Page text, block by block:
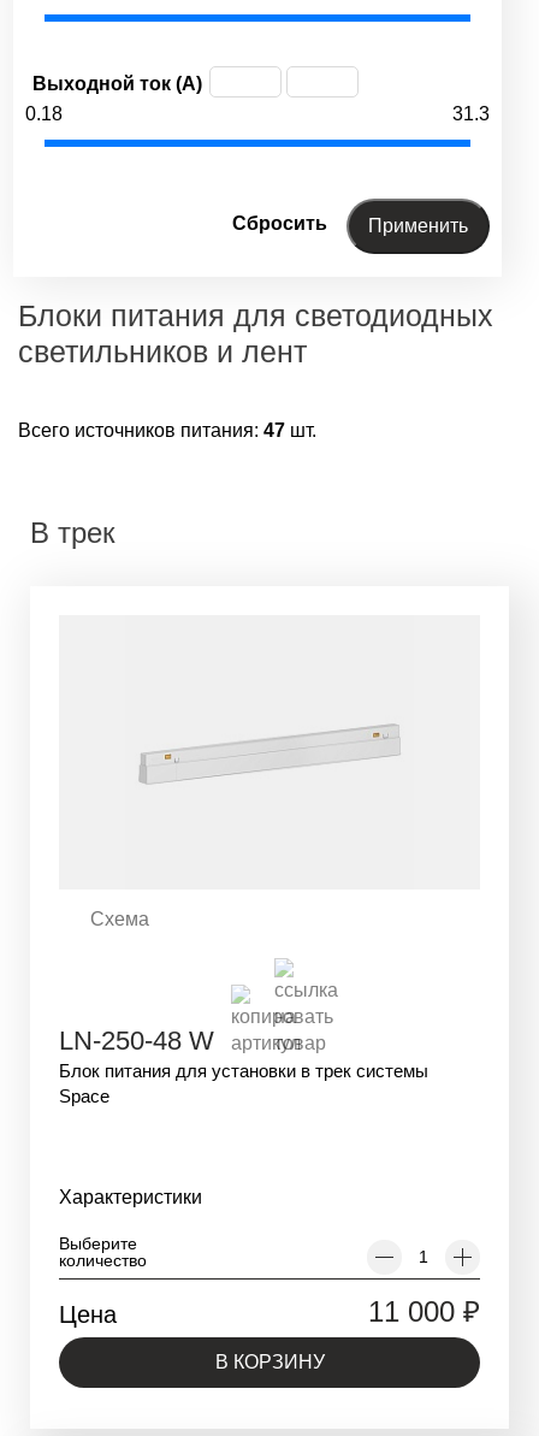
Выходной ток (А)
0.18
31.3
Блоки питания для светодиодных
светильников и лент
Всего источников питания: 47 шт.
В трек
Схема
LN-250-48 W
Блок питания для установки в трек системы
Space
Характеристики
Выберите
количество
Цена 11 000 ₽
В КОРЗИНУ